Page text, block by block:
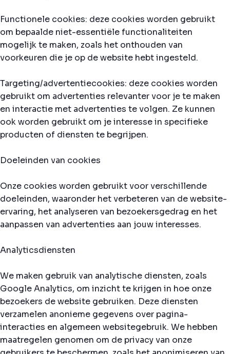
Functionele cookies: deze cookies worden gebruikt
om bepaalde niet-essentiële functionaliteiten
mogelijk te maken, zoals het onthouden van
voorkeuren die je op de website hebt ingesteld.
Targeting/advertentiecookies: deze cookies worden
gebruikt om advertenties relevanter voor je te maken
en interactie met advertenties te volgen. Ze kunnen
ook worden gebruikt om je interesse in specifieke
producten of diensten te begrijpen.
Doeleinden van cookies
Onze cookies worden gebruikt voor verschillende
doeleinden, waaronder het verbeteren van de website-
ervaring, het analyseren van bezoekersgedrag en het
aanpassen van advertenties aan jouw interesses.
Analyticsdiensten
We maken gebruik van analytische diensten, zoals
Google Analytics, om inzicht te krijgen in hoe onze
bezoekers de website gebruiken. Deze diensten
verzamelen anonieme gegevens over pagina-
interacties en algemeen websitegebruik. We hebben
maatregelen genomen om de privacy van onze